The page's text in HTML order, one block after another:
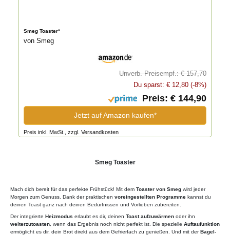
Smeg Toaster*
von Smeg
Unverb. Preisempf.: € 157,70
Du sparst: € 12,80 (-8%)
Preis: € 144,90
Jetzt auf Amazon kaufen*
Preis inkl. MwSt., zzgl. Versandkosten
Smeg Toaster
Mach dich bereit für das perfekte Frühstück! Mit dem Toaster von Smeg wird jeder
Morgen zum Genuss. Dank der praktischen voreingestellten Programme kannst du
deinen Toast ganz nach deinen Bedürfnissen und Vorlieben zubereiten.
Der integrierte Heizmodus erlaubt es dir, deinen Toast aufzuwärmen oder ihn
weiterzutoasten , wenn das Ergebnis noch nicht perfekt ist. Die spezielle Auftaufunktion
ermöglicht es dir, dein Brot direkt aus dem Gefrierfach zu genießen. Und mit derBagel-